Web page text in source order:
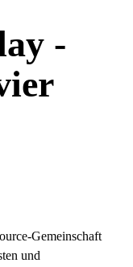
-
Gemeinschaft
und